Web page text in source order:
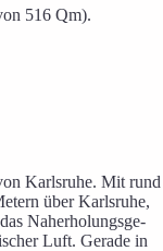
516 Qm).
Karlsruhe. Mit rund
über Karls­ruhe,
Nah­er­ho­lungs­ge­
Luft. Gerade in